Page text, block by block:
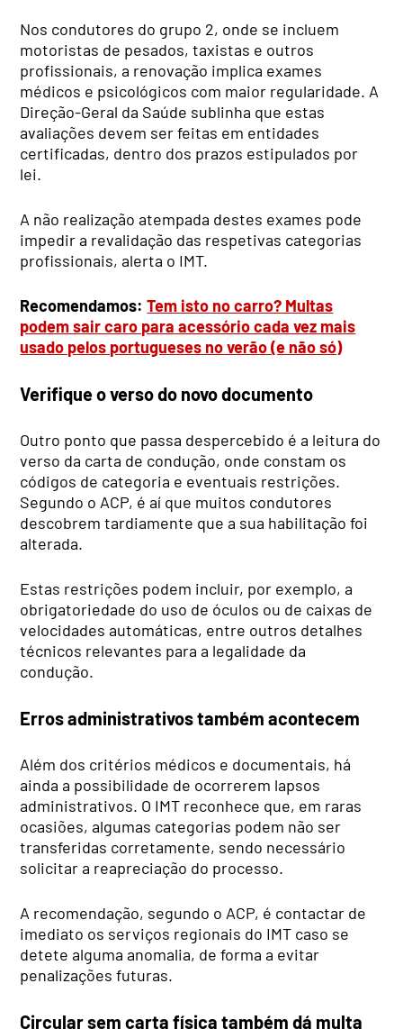
Nos condutores do grupo 2, onde se incluem
motoristas de pesados, taxistas e outros
profissionais, a renovação implica exames
médicos e psicológicos com maior regularidade. A
Direção-Geral da Saúde sublinha que estas
avaliações devem ser feitas em entidades
certificadas, dentro dos prazos estipulados por
lei.
A não realização atempada destes exames pode
impedir a revalidação das respetivas categorias
profissionais, alerta o IMT.
Recomendamos:Tem isto no carro? Multas
podem sair caro para acessório cada vez mais
usado pelos portugueses no verão (e não só)
Verifique o verso do novo documento
Outro ponto que passa despercebido é a leitura do
verso da carta de condução, onde constam os
códigos de categoria e eventuais restrições.
Segundo o ACP, é aí que muitos condutores
descobrem tardiamente que a sua habilitação foi
alterada.
Estas restrições podem incluir, por exemplo, a
obrigatoriedade do uso de óculos ou de caixas de
velocidades automáticas, entre outros detalhes
técnicos relevantes para a legalidade da
condução.
Erros administrativos também acontecem
Além dos critérios médicos e documentais, há
ainda a possibilidade de ocorrerem lapsos
administrativos. O IMT reconhece que, em raras
ocasiões, algumas categorias podem não ser
transferidas corretamente, sendo necessário
solicitar a reapreciação do processo.
A recomendação, segundo o ACP, é contactar de
imediato os serviços regionais do IMT caso se
detete alguma anomalia, de forma a evitar
penalizações futuras.
Circular sem carta física também dá multa